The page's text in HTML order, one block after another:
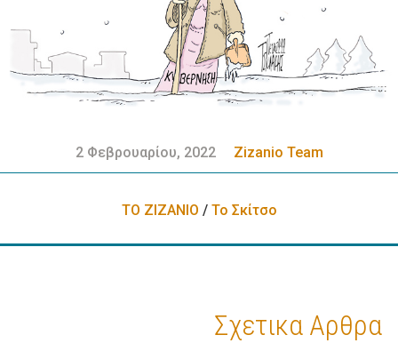
2 Φεβρουαρίου, 2022 Zizanio Team
ΤΟ ΖΙΖΑΝΙΟ / Το Σκίτσο
Σχετικα Αρθρα